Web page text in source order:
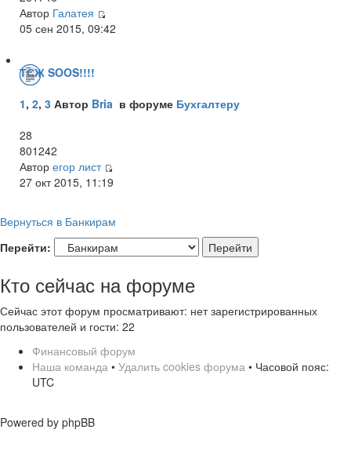
Автор Галатея
05 сен 2015, 09:42
ТСЖ SOOS!!!!
1, 2, 3 Автор Bria в форуме Бухгалтеру
28
801242
Автор егор лист
27 окт 2015, 11:19
Вернуться в Банкирам
Перейти:
Кто сейчас на форуме
Сейчас этот форум просматривают: нет зарегистрированных
пользователей и гости: 22
Финансовый форум
Наша команда • Удалить cookies форума • Часовой пояс:
UTC
Powered by phpBB